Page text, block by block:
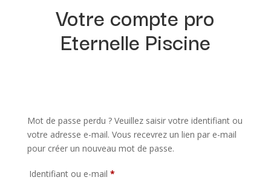
Votre compte pro
Eternelle Piscine
Mot de passe perdu ? Veuillez saisir votre identifiant ou
votre adresse e-mail. Vous recevrez un lien par e-mail
pour créer un nouveau mot de passe.
Identifiant ou e-mail *Obligatoire